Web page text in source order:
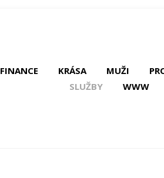
FINANCE KRÁSA MUŽI
SLUŽBY
WWW